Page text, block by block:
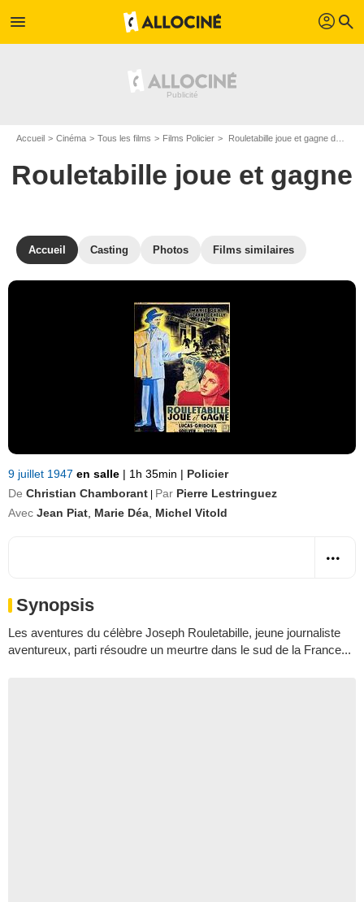
menu profil search
Accueil Cinéma Tous les films Films Policier Rouletabille joue et gagne de Christian Chamborant
Rouletabille joue et gagne
Accueil Casting Photos Films similaires
9 juillet 1947 en salle | 1h 35min | Policier
De Christian Chamborant Par Pierre Lestringuez
Avec Jean Piat Marie Déa Michel Vitold
Synopsis
Les aventures du célèbre Joseph Rouletabille, jeune journaliste
aventureux, parti résoudre un meurtre dans le sud de la France...